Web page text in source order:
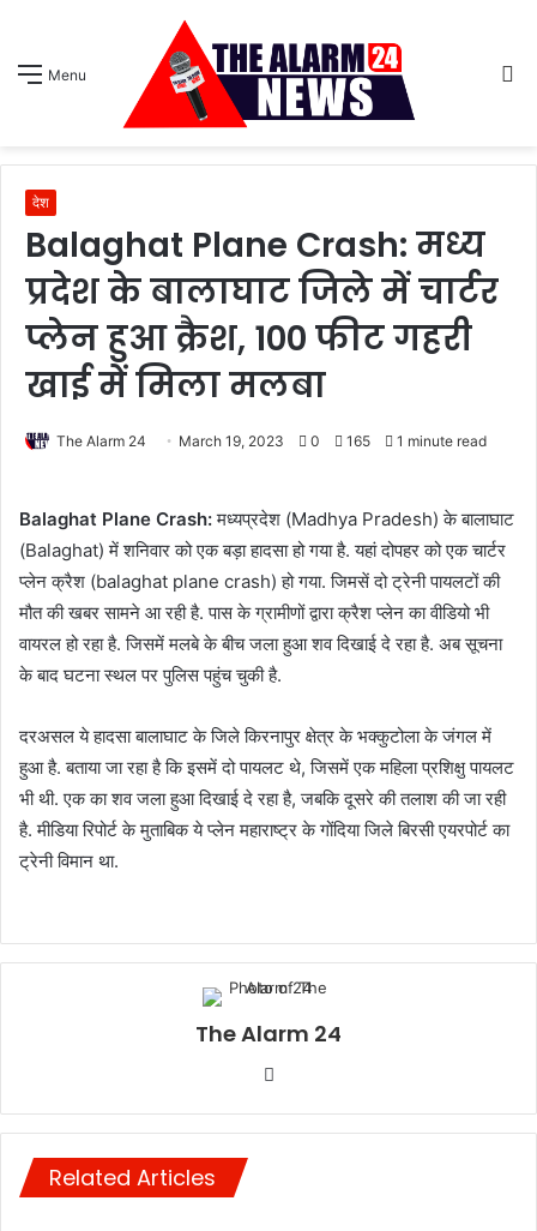
Menu
देश
Balaghat Plane Crash: मध्य
प्रदेश के बालाघाट जिले में चार्टर
प्लेन हुआ क्रैश, 100 फीट गहरी
खाई में मिला मलबा
The Alarm 24 March 19, 2023 0 165 1 minute read
Balaghat Plane Crash:मध्यप्रदेश (Madhya Pradesh) के बालाघाट
(Balaghat) में शनिवार को एक बड़ा हादसा हो गया है. यहां दोपहर को एक चार्टर
प्लेन क्रैश (balaghat plane crash) हो गया. जिमसें दो ट्रेनी पायलटों की
मौत की खबर सामने आ रही है. पास के ग्रामीणों द्वारा क्रैश प्लेन का वीडियो भी
वायरल हो रहा है. जिसमें मलबे के बीच जला हुआ शव दिखाई दे रहा है. अब सूचना
के बाद घटना स्थल पर पुलिस पहुंच चुकी है.
दरअसल ये हादसा बालाघाट के जिले किरनापुर क्षेत्र के भक्कुटोला के जंगल में
हुआ है. बताया जा रहा है कि इसमें दो पायलट थे, जिसमें एक महिला प्रशिक्षु पायलट
भी थी. एक का शव जला हुआ दिखाई दे रहा है, जबकि दूसरे की तलाश की जा रही
है. मीडिया रिपोर्ट के मुताबिक ये प्लेन महाराष्ट्र के गोंदिया जिले बिरसी एयरपोर्ट का
ट्रेनी विमान था.
The Alarm 24
Website
Related Articles